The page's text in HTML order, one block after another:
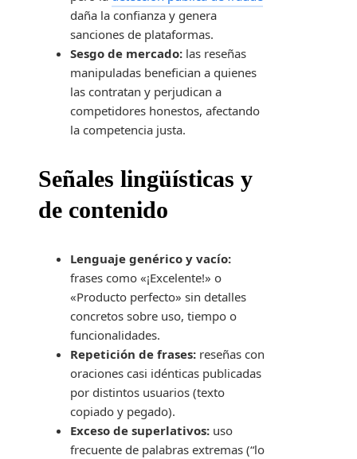
daña la confianza y genera
sanciones de plataformas.
Sesgo de mercado: las reseñas
manipuladas benefician a quienes
las contratan y perjudican a
competidores honestos, afectando
la competencia justa.
Señales lingüísticas y
de contenido
Lenguaje genérico y vacío:
frases como «¡Excelente!» o
«Producto perfecto» sin detalles
concretos sobre uso, tiempo o
funcionalidades.
Repetición de frases: reseñas con
oraciones casi idénticas publicadas
por distintos usuarios (texto
copiado y pegado).
Exceso de superlativos: uso
frecuente de palabras extremas (“lo